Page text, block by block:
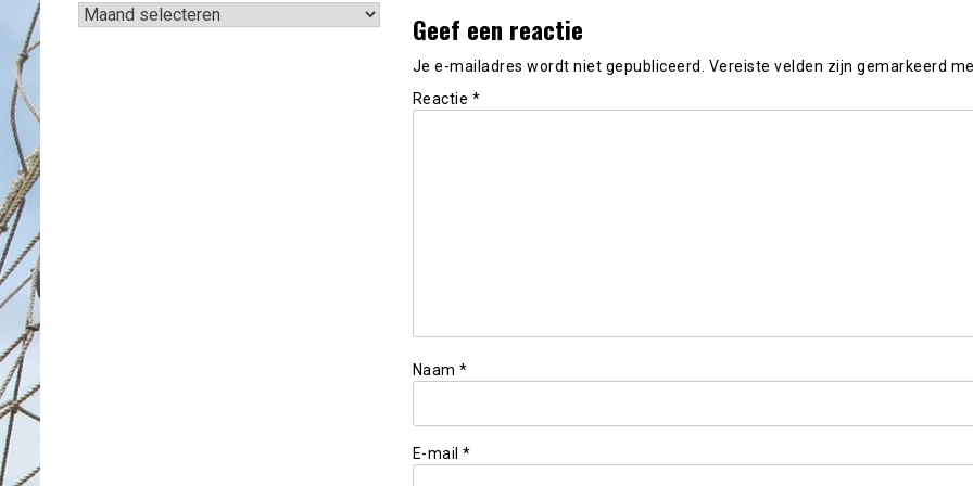
Geef een reactie
Je e-mailadres wordt niet gepubliceerd. Vereiste velden zijn gemarkeerd
Reactie *
Naam *
E-mail *
Archieven